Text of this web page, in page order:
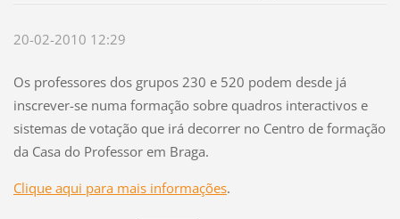
20-02-2010 12:29
Os professores dos grupos 230 e 520 podem desde já
inscrever-se numa formação sobre quadros interactivos e
sistemas de votação que irá decorrer no Centro de formação
da Casa do Professor em Braga.
Clique aqui para mais informações.